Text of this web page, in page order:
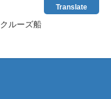
クルーズ船
Translate